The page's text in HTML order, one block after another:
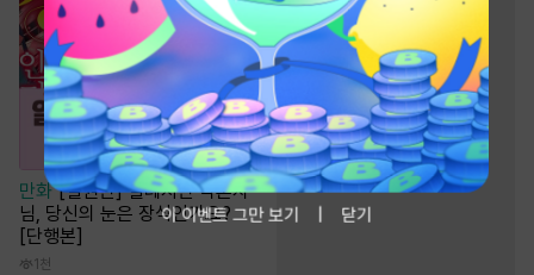
만화 [일권만] 실례지만 약혼자
님, 당신의 눈은 장식인가요?
[단행본]
1천
이 이벤트 그만 보기 닫기